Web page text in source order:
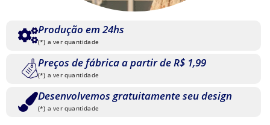
Produção em 24hs
(*) a ver quantidade
Preços de fábrica a partir de R$ 1,99
(*) a ver quantidade
Desenvolvemos gratuitamente seu design
(*) a ver quantidade